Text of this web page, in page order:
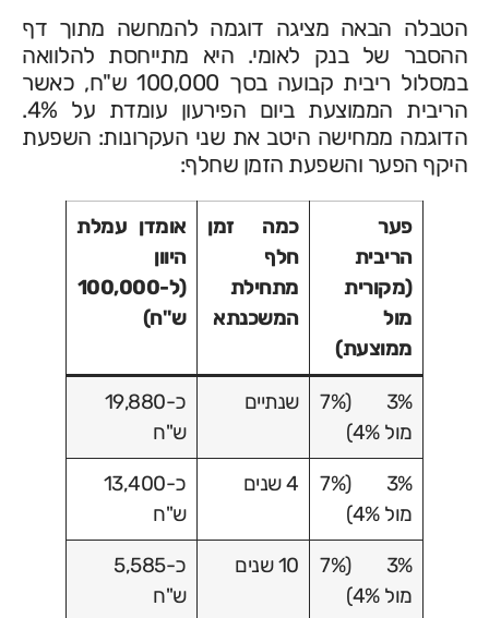
הטבלה הבאה מציגה דוגמה להמחשה מתוך דף
ההסבר של בנק לאומי. היא מתייחסת להלוואה
במסלול ריבית קבועה בסך 100,000 ש"ח, כאשר
הריבית הממוצעת ביום הפירעון עומדת על 4%.
הדוגמה ממחישה היטב את שני העקרונות: השפעת
היקף הפער והשפעת הזמן שחלף:
פער
הריבית
(מקורית
מול
ממוצעת)
כמה זמן
חלף
מתחילת
המשכנתא
אומדן עמלת
היוון
(ל-100,000
ש"ח)
3% (7%
מול 4%)
שנתיים
כ-19,880
ש"ח
3% (7%
מול 4%)
4 שנים
כ-13,400
ש"ח
3% (7%
מול 4%)
10 שנים
כ-5,585
ש"ח